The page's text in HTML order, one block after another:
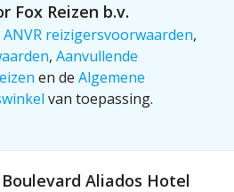
Fox Reizen b.v.
ANVR reizigersvoorwaarden,
, Aanvullende
en de Algemene
van toepassing.
Aliados Hotel